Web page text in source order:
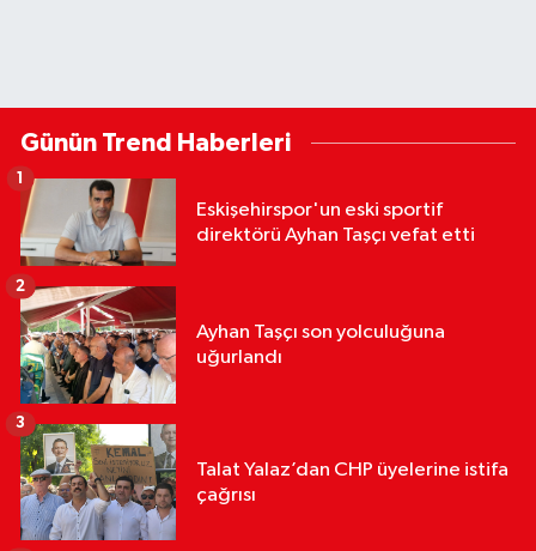
Günün Trend Haberleri
Eskişehirspor'un eski sportif
direktörü Ayhan Taşçı vefat etti
1
Ayhan Taşçı son yolculuğuna
uğurlandı
2
Talat Yalaz’dan CHP üyelerine istifa
çağrısı
3